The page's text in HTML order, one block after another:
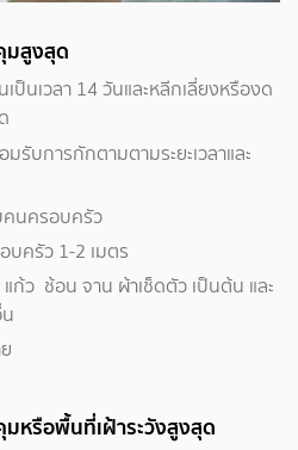
สูงสุด
เป็นเวลา 14 วันและหลีกเลี่ยงหรืองด
รับการกักตามตามระยะเวลาและ
คนครอบครัว
บครัว 1-2 เมตร
ก้ว ช้อน จาน ผ้าเช็ดตัว เป็นต้น และ
หรือพื้นที่เฝ้าระวังสูงสุด